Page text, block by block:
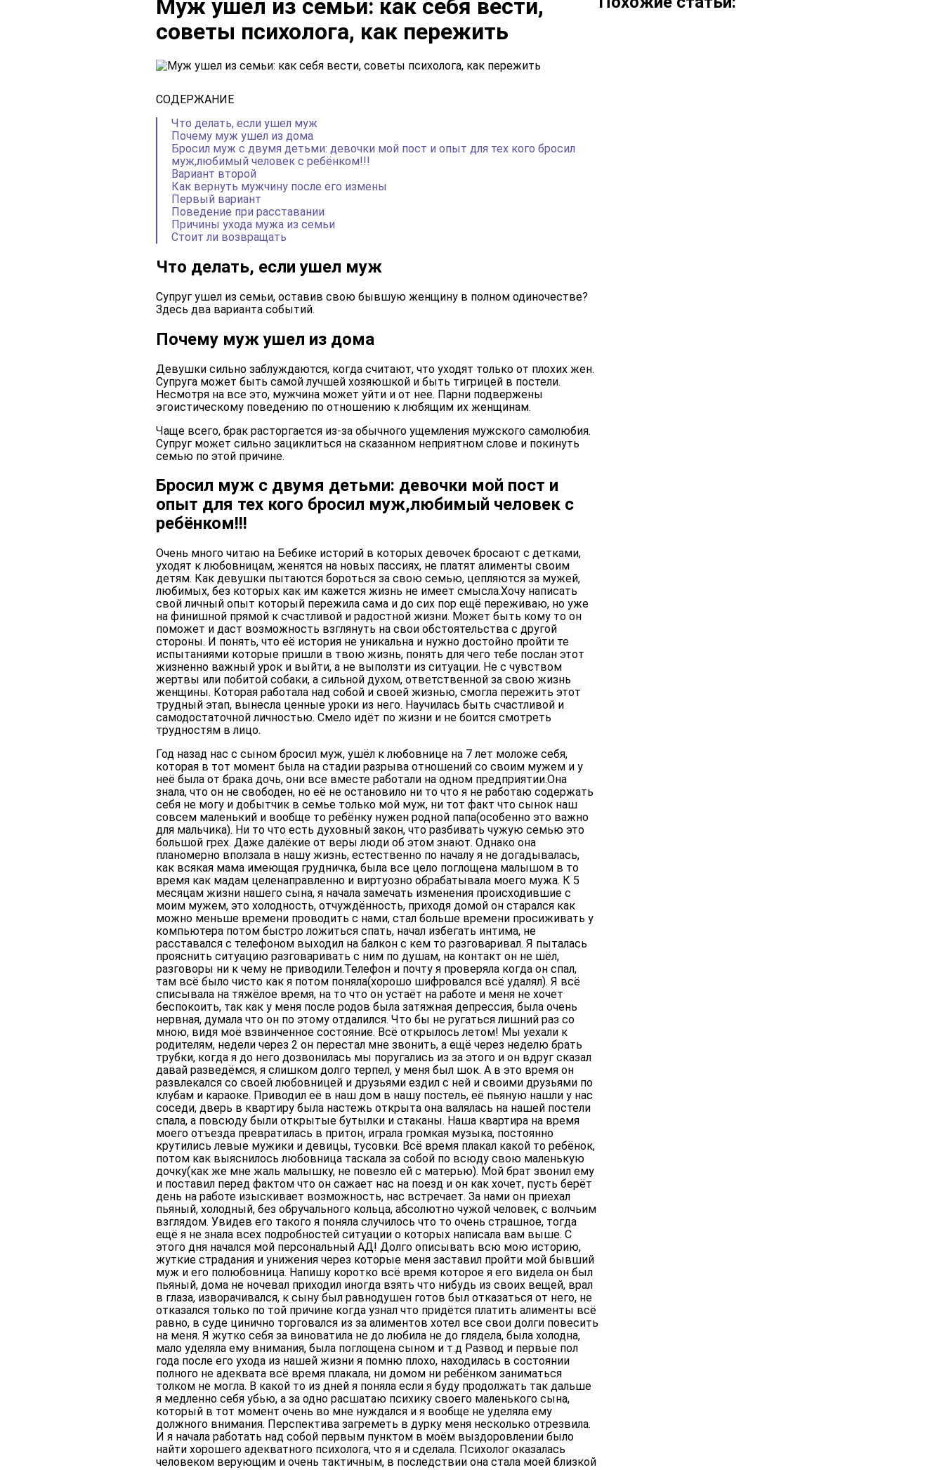
Муж ушел из семьи: как себя вести,
советы психолога, как пережить
СОДЕРЖАНИЕ
Что делать, если ушел муж
Почему муж ушел из дома
Бросил муж с двумя детьми: девочки мой пост и опыт для тех кого бросил
муж,любимый человек с ребёнком!!!
Вариант второй
Как вернуть мужчину после его измены
Первый вариант
Поведение при расставании
Причины ухода мужа из семьи
Стоит ли возвращать
Что делать, если ушел муж
Супруг ушел из семьи, оставив свою бывшую женщину в полном одиночестве?
Здесь два варианта событий.
Почему муж ушел из дома
Девушки сильно заблуждаются, когда считают, что уходят только от плохих жен.
Супруга может быть самой лучшей хозяюшкой и быть тигрицей в постели.
Несмотря на все это, мужчина может уйти и от нее. Парни подвержены
эгоистическому поведению по отношению к любящим их женщинам.
Чаще всего, брак расторгается из-за обычного ущемления мужского самолюбия.
Супруг может сильно зациклиться на сказанном неприятном слове и покинуть
семью по этой причине.
Бросил муж с двумя детьми: девочки мой пост и
опыт для тех кого бросил муж,любимый человек с
ребёнком!!!
Очень много читаю на Бебике историй в которых девочек бросают с детками,
уходят к любовницам, женятся на новых пассиях, не платят алименты своим
детям. Как девушки пытаются бороться за свою семью, цепляются за мужей,
любимых, без которых как им кажется жизнь не имеет смысла.Хочу написать
свой личный опыт который пережила сама и до сих пор ещё переживаю, но уже
на финишной прямой к счастливой и радостной жизни. Может быть кому то он
поможет и даст возможность взглянуть на свои обстоятельства с другой
стороны. И понять, что её история не уникальна и нужно достойно пройти те
испытаниями которые пришли в твою жизнь, понять для чего тебе послан этот
жизненно важный урок и выйти, а не выползти из ситуации. Не с чувством
жертвы или побитой собаки, а сильной духом, ответственной за свою жизнь
женщины. Которая работала над собой и своей жизнью, смогла пережить этот
трудный этап, вынесла ценные уроки из него. Научилась быть счастливой и
самодостаточной личностью. Смело идёт по жизни и не боится смотреть
трудностям в лицо.
Год назад нас с сыном бросил муж, ушёл к любовнице на 7 лет моложе себя,
которая в тот момент была на стадии разрыва отношений со своим мужем и у
неё была от брака дочь, они все вместе работали на одном предприятии.Она
знала, что он не свободен, но её не остановило ни то что я не работаю содержать
себя не могу и добытчик в семье только мой муж, ни тот факт что сынок наш
совсем маленький и вообще то ребёнку нужен родной папа(особенно это важно
для мальчика). Ни то что есть духовный закон, что разбивать чужую семью это
большой грех. Даже далёкие от веры люди об этом знают. Однако она
планомерно вползала в нашу жизнь, естественно по началу я не догадывалась,
как всякая мама имеющая грудничка, была все цело поглощена малышом в то
время как мадам целенаправленно и виртуозно обрабатывала моего мужа. К 5
месяцам жизни нашего сына, я начала замечать изменения происходившие с
моим мужем, это холодность, отчуждённость, приходя домой он старался как
можно меньше времени проводить с нами, стал больше времени просиживать у
компьютера потом быстро ложиться спать, начал избегать интима, не
расставался с телефоном выходил на балкон с кем то разговаривал. Я пыталась
прояснить ситуацию разговаривать с ним по душам, на контакт он не шёл,
разговоры ни к чему не приводили.Телефон и почту я проверяла когда он спал,
там всё было чисто как я потом поняла(хорошо шифровался всё удалял). Я всё
списывала на тяжёлое время, на то что он устаёт на работе и меня не хочет
беспокоить, так как у меня после родов была затяжная депрессия, была очень
нервная, думала что он по этому отдалился. Что бы не ругаться лишний раз со
мною, видя моё взвинченное состояние. Всё открылось летом! Мы уехали к
родителям, недели через 2 он перестал мне звонить, а ещё через неделю брать
трубки, когда я до него дозвонилась мы поругались из за этого и он вдруг сказал
давай разведёмся, я слишком долго терпел, у меня был шок. А в это время он
развлекался со своей любовницей и друзьями ездил с ней и своими друзьями по
клубам и караоке. Приводил её в наш дом в нашу постель, её пьяную нашли у нас
соседи, дверь в квартиру была настежь открыта она валялась на нашей постели
спала, а повсюду были открытые бутылки и стаканы. Наша квартира на время
моего отъезда превратилась в притон, играла громкая музыка, постоянно
крутились левые мужики и девицы, тусовки. Всё время плакал какой то ребёнок,
потом как выяснилось любовница таскала за собой по всюду свою маленькую
дочку(как же мне жаль малышку, не повезло ей с матерью). Мой брат звонил ему
и поставил перед фактом что он сажает нас на поезд и он как хочет, пусть берёт
день на работе изыскивает возможность, нас встречает. За нами он приехал
пьяный, холодный, без обручального кольца, абсолютно чужой человек, с волчьим
взглядом. Увидев его такого я поняла случилось что то очень страшное, тогда
ещё я не знала всех подробностей ситуации о которых написала вам выше. С
этого дня начался мой персональный АД! Долго описывать всю мою историю,
жуткие страдания и унижения через которые меня заставил пройти мой бывший
муж и его полюбовница. Напишу коротко всё время которое я его видела он был
пьяный, дома не ночевал приходил иногда взять что нибудь из своих вещей, врал
в глаза, изворачивался, к сыну был равнодушен готов был отказаться от него, не
отказался только по той причине когда узнал что придётся платить алименты всё
равно, в суде цинично торговался из за алиментов хотел все свои долги повесить
на меня. Я жутко себя за виноватила не до любила не до глядела, была холодна,
мало уделяла ему внимания, была поглощена сыном и т.д Развод и первые пол
года после его ухода из нашей жизни я помню плохо, находилась в состоянии
полного не адеквата всё время плакала, ни домом ни ребёнком заниматься
толком не могла. В какой то из дней я поняла если я буду продолжать так дальше
я медленно себя убью, а за одно расшатаю психику своего маленького сына,
который в тот момент очень во мне нуждался и я вообще не уделяла ему
должного внимания. Перспектива загреметь в дурку меня несколько отрезвила.
И я начала работать над собой первым пунктом в моём выздоровлении было
найти хорошего адекватного психолога, что я и сделала. Психолог оказалась
человеком верующим и очень тактичным, в последствии она стала моей близкой